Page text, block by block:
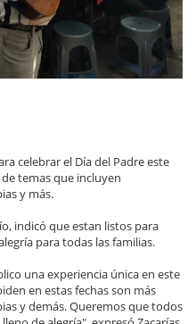
celebrar el Día del Padre este
temas que incluyen
y más.
indicó que estan listos para
para todas las familias.
una experiencia única en este
en estas fechas son más
y demás. Queremos que todos